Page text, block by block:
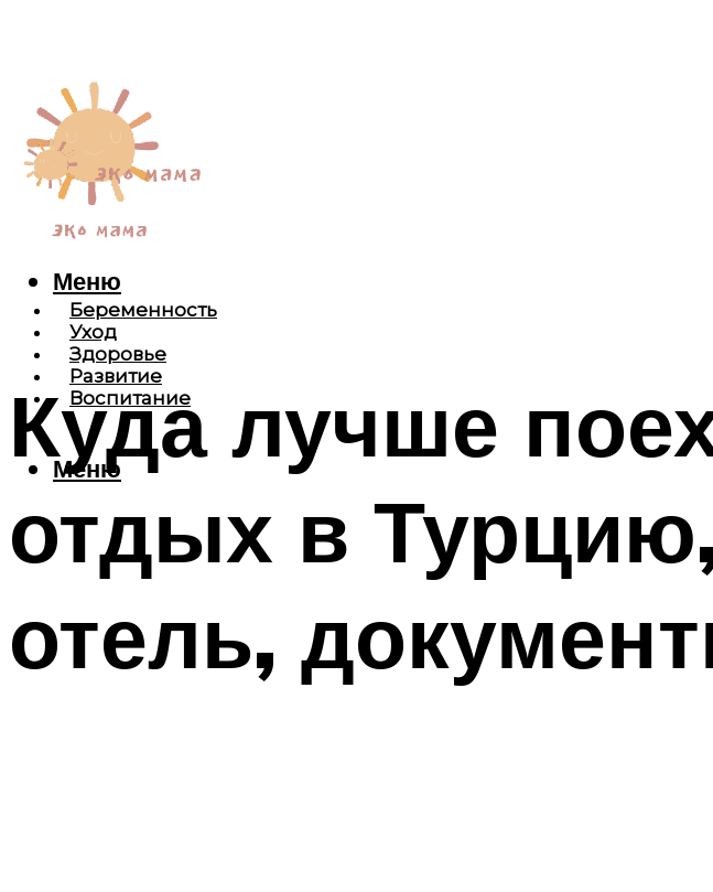
Беременность
Уход
Здоровье
Развитие
Воспитание
Меню
Меню
Куда лучше
отдых в
отель,